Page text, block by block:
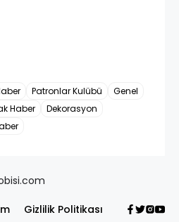
Patronlar Kulübü
Genel
Haber
Dekorasyon
Gizlilik Politikası